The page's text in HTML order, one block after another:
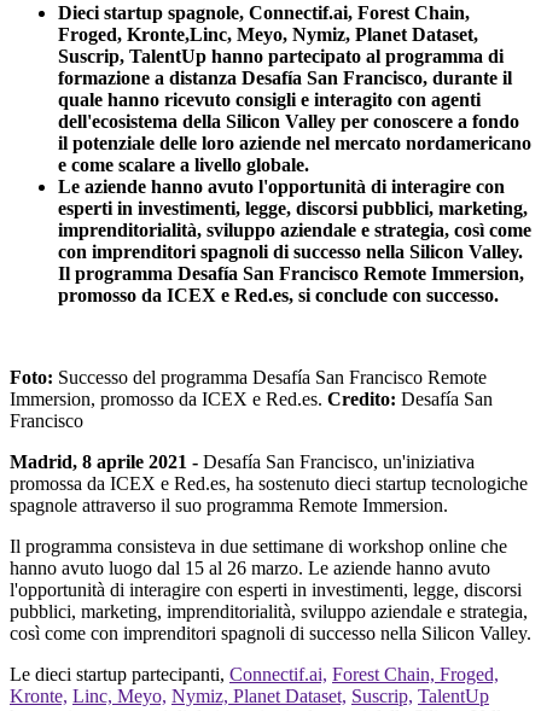
Dieci startup spagnole, Connectif.ai, Forest Chain,
Froged, Kronte,Linc, Meyo, Nymiz, Planet Dataset,
Suscrip, TalentUp hanno partecipato al programma di
formazione a distanza Desafía San Francisco, durante il
quale hanno ricevuto consigli e interagito con agenti
dell'ecosistema della Silicon Valley per conoscere a fondo
il potenziale delle loro aziende nel mercato nordamericano
e come scalare a livello globale.
Le aziende hanno avuto l'opportunità di interagire con
esperti in investimenti, legge, discorsi pubblici, marketing,
imprenditorialità, sviluppo aziendale e strategia, così come
con imprenditori spagnoli di successo nella Silicon Valley.
Il programma Desafía San Francisco Remote Immersion,
promosso da ICEX e Red.es, si conclude con successo.
Foto: Successo del programma Desafía San Francisco Remote
Immersion, promosso da ICEX e Red.es. Credito: Desafía San
Francisco
Madrid, 8 aprile 2021 - Desafía San Francisco, un'iniziativa
promossa da ICEX e Red.es, ha sostenuto dieci startup tecnologiche
spagnole attraverso il suo programma Remote Immersion.
Il programma consisteva in due settimane di workshop online che
hanno avuto luogo dal 15 al 26 marzo. Le aziende hanno avuto
l'opportunità di interagire con esperti in investimenti, legge, discorsi
pubblici, marketing, imprenditorialità, sviluppo aziendale e strategia,
così come con imprenditori spagnoli di successo nella Silicon Valley.
Le dieci startup partecipanti, Connectif.ai, Forest Chain, Froged,
Kronte, Linc, Meyo, Nymiz, Planet Dataset, Suscrip, TalentUp